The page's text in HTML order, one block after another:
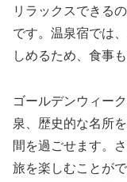
リラックスできる
です。温泉宿では
しめるため、食事
ゴールデンウィー
泉、歴史的な名所
間を過ごせます。
旅を楽しむことが